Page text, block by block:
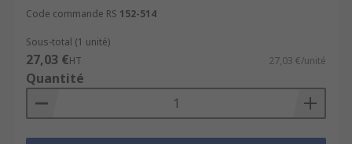
Code commande RS 152-514
Sous-total (1 unité)
27,03 €HT 27,03 €/unité
Quantité